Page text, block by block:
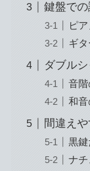
鍵盤で
ピ
ギ
ダブル
音
和
間違え
黒
ナ